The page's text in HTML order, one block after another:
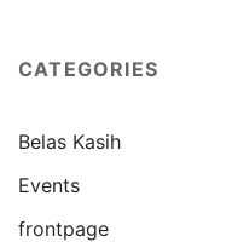
CATEGORIES
Belas Kasih
Events
frontpage